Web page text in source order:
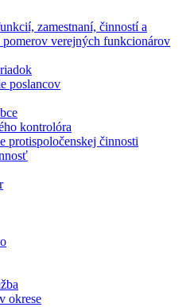
zamestnaní, činností a
verejných funkcionárov
poslancov
kontrolóra
protispoločenskej činnosti
okrese